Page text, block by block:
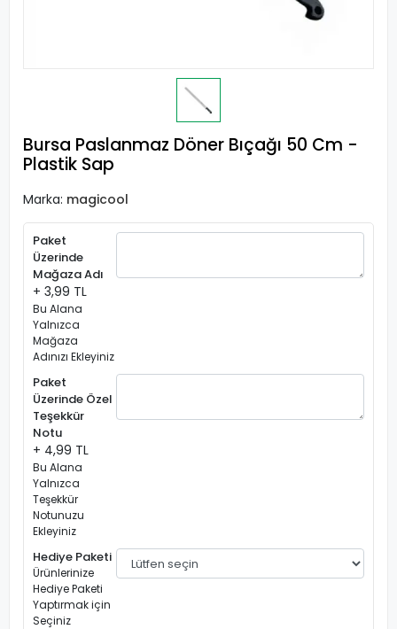
Bursa Paslanmaz Döner Bıçağı 50 Cm -
Plastik Sap
Marka: magicool
Paket
Üzerinde
Mağaza Adı
+ 3,99 TL
Bu Alana
Yalnızca
Mağaza
Adınızı Ekleyiniz
Paket
Üzerinde Özel
Teşekkür
Notu
+ 4,99 TL
Bu Alana
Yalnızca
Teşekkür
Notunuzu
Ekleyiniz
Hediye Paketi
Ürünlerinize
Hediye Paketi
Yaptırmak için
Seçiniz